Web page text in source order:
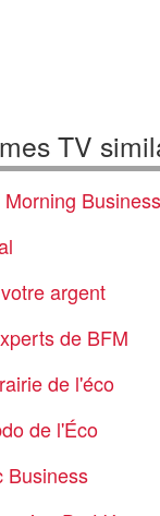
TV
Business
argent
de BFM
de l'éco
de l'Éco
Business